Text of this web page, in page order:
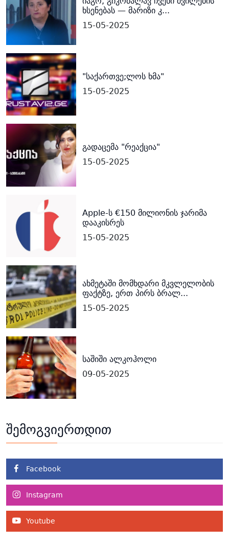
ხსენებას — მარიზი კ...
15-05-2025
"საქართვე;ლოს ხმა"
15-05-2025
გადაცემა "რეაქცია"
15-05-2025
Apple-ს €150 მილიონის ჯარიმა
დააკისრეს
15-05-2025
ახმეტაში მომხდარი მკვლელობის
ფაქტზე, ერთ პირს ბრალ...
15-05-2025
საშიში ალკოჰოლი
09-05-2025
შემოგვიერთდით
Facebook
Instagram
Youtube